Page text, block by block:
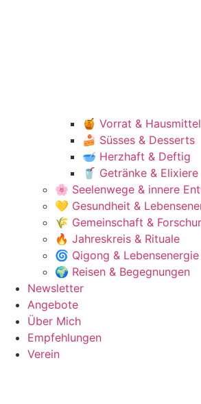
🍯 Vorrat & Hausmittel
🍰 Süsses & Desserts
🥣 Herzhaft & Deftig
🥤 Getränke & Elixiere
🌸 Seelenwege & innere
💛 Gesundheit &
🌾 Gemeinschaft &
🔥 Jahreskreis & Rituale
🌀 Qigong & Lebensenergie
🌍 Reisen & Begegnungen
Newsletter
Angebote
Über Mich
Empfehlungen
Verein